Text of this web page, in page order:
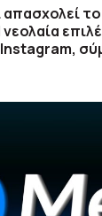
απασχολεί